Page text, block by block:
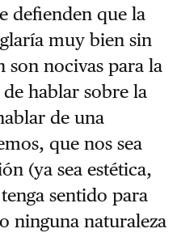
defienden que la
muy bien sin
son nocivas para la
hablar sobre la
de una
que nos sea
(ya sea estética,
sentido para
ninguna naturaleza